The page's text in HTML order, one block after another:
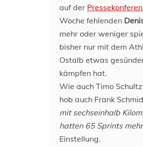
auf der
Woche fehlenden
mehr oder weniger
bisher nur mit dem
Ostalb etwas
kämpfen hat.
Wie auch Timo Schultz
hob auch Frank
mit sechseinhalb
hatten 65 Sprints
Einstellung.